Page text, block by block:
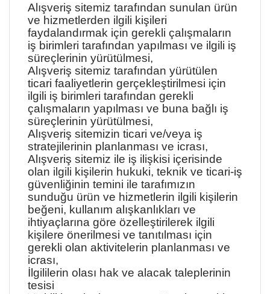
Alışveriş sitemiz tarafından sunulan ürün
ve hizmetlerden ilgili kişileri
faydalandırmak için gerekli çalışmaların
iş birimleri tarafından yapılması ve ilgili iş
süreçlerinin yürütülmesi,
Alışveriş sitemiz tarafından yürütülen
ticari faaliyetlerin gerçekleştirilmesi için
ilgili iş birimleri tarafından gerekli
çalışmaların yapılması ve buna bağlı iş
süreçlerinin yürütülmesi,
Alışveriş sitemizin ticari ve/veya iş
stratejilerinin planlanması ve icrası,
Alışveriş sitemiz ile iş ilişkisi içerisinde
olan ilgili kişilerin hukuki, teknik ve ticari-iş
güvenliğinin temini ile tarafımızın
sunduğu ürün ve hizmetlerin ilgili kişilerin
beğeni, kullanım alışkanlıkları ve
ihtiyaçlarına göre özelleştirilerek ilgili
kişilere önerilmesi ve tanıtılması için
gerekli olan aktivitelerin planlanması ve
icrası,
İlgililerin olası hak ve alacak taleplerinin
tesisi